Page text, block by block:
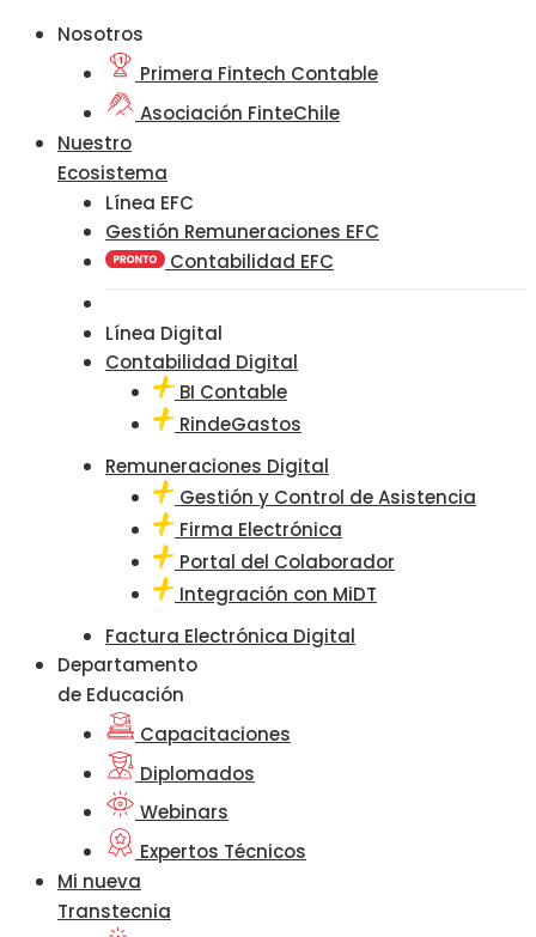
Nosotros
Primera Fintech Contable
Asociación FinteChile
Nuestro
Ecosistema
Línea EFC
Gestión Remuneraciones EFC
Contabilidad EFC
Línea Digital
Contabilidad Digital
BI Contable
RindeGastos
Remuneraciones Digital
Gestión y Control de Asistencia
Firma Electrónica
Portal del Colaborador
Integración con MiDT
Factura Electrónica Digital
Departamento
de Educación
Capacitaciones
Diplomados
Webinars
Expertos Técnicos
Mi nueva
Transtecnia